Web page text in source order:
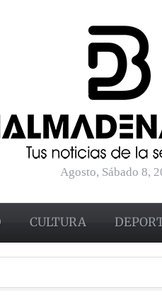
Agosto, Sábado 8,
CULTURA